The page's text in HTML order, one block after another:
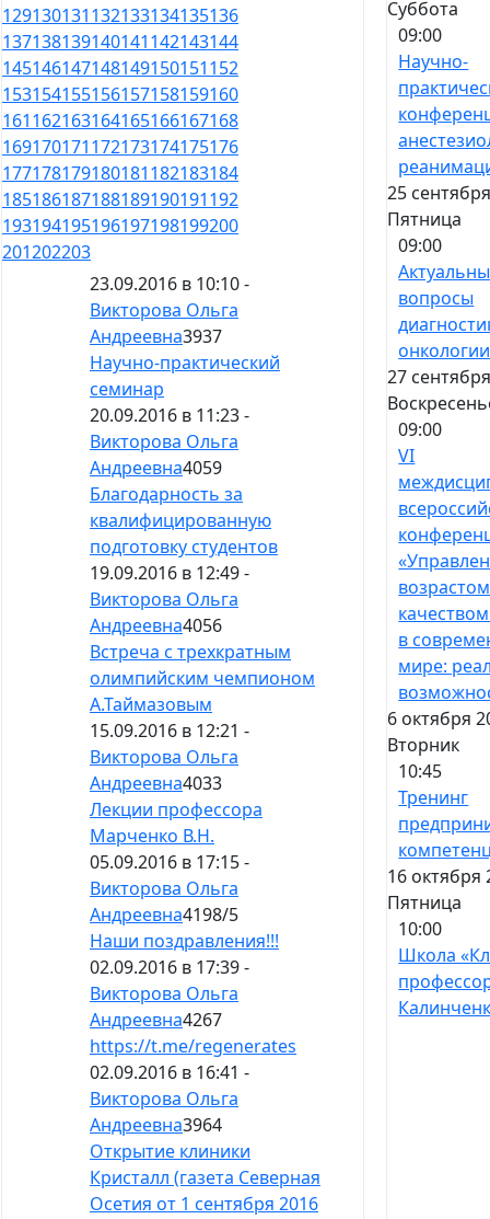
129130131132133134135136
137138139140141142143144
145146147148149150151152
153154155156157158159160
161162163164165166167168
169170171172173174175176
177178179180181182183184
185186187188189190191192
193194195196197198199200
201202203
23.09.2016 в 10:10 -
Викторова Ольга
Андреевна3937
Научно-практический
семинар
20.09.2016 в 11:23 -
Викторова Ольга
Андреевна4059
Благодарность за
квалифицированную
подготовку студентов
19.09.2016 в 12:49 -
Викторова Ольга
Андреевна4056
Встреча с трехкратным
олимпийским чемпионом
А.Таймазовым
15.09.2016 в 12:21 -
Викторова Ольга
Андреевна4033
Лекции профессора
Марченко В.Н.
05.09.2016 в 17:15 -
Викторова Ольга
Андреевна4198/5
Наши поздравления!!!
02.09.2016 в 17:39 -
Викторова Ольга
Андреевна4267
https://t.me/regenerates
02.09.2016 в 16:41 -
Викторова Ольга
Андреевна3964
Открытие клиники
Кристалл (газета Северная
Осетия от 1 сентября 2016
Суббота
09:00
Научно-
25
Пятница
09:00
вопросы
онкологии
27
09:00
VI
в
мире:
6 октября
Вторник
10:45
Тренинг
16 октября
Пятница
10:00
Школа